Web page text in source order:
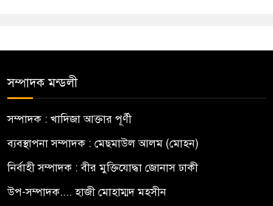
সম্পাদক মন্ডলী
সম্পাদক : খাদিজা আক্তার পূর্ণী
ব্যবস্থাপনা সম্পাদক : মেছমাউল আলম (মোহন)
নির্বাহী সম্পাদক : বীর মুক্তিযোদ্ধা জোনাস ঢাকী
উপ-সম্পাদক.... হাজী মোহাম্মদ মহসীন